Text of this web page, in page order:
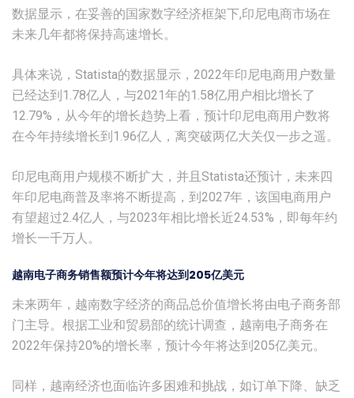
数据显示，在妥善的国家数字经济框架下,印尼电商市场在
未来几年都将保持高速增长。
具体来说，Statista的数据显示，2022年印尼电商用户数量
已经达到1.78亿人，与2021年的1.58亿用户相比增长了
12.79%，从今年的增长趋势上看，预计印尼电商用户数将
在今年持续增长到1.96亿人，离突破两亿大关仅一步之遥。
印尼电商用户规模不断扩大，并且Statista还预计，未来四
年印尼电商普及率将不断提高，到2027年，该国电商用户
有望超过2.4亿人，与2023年相比增长近24.53%，即每年约
增长一千万人。
越南电子商务销售额预计今年将达到205亿美元
未来两年，越南数字经济的商品总价值增长将由电子商务部
门主导。根据工业和贸易部的统计调查，越南电子商务在
2022年保持20%的增长率，预计今年将达到205亿美元。
同样，越南经济也面临许多困难和挑战，如订单下降、缺乏